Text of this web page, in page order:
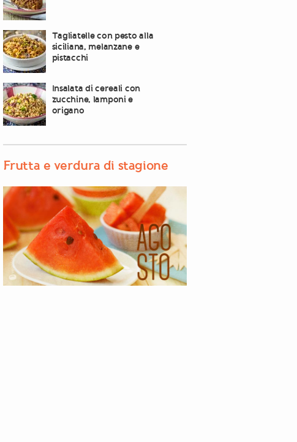
Tagliatelle con pesto alla
siciliana, melanzane e
pistacchi
Insalata di cereali con
zucchine, lamponi e
origano
Frutta e verdura di stagione